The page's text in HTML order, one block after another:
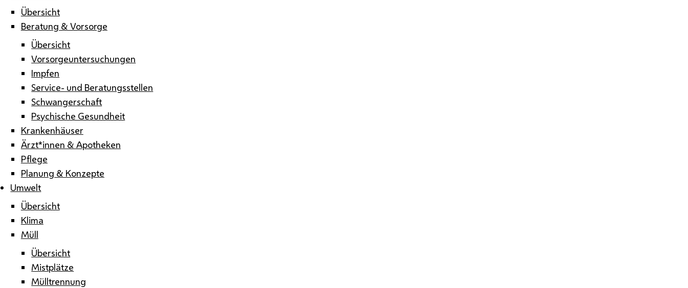
Übersicht
Beratung & Vorsorge
Übersicht
Vorsorgeuntersuchungen
Impfen
Service- und Beratungsstellen
Schwangerschaft
Psychische Gesundheit
Krankenhäuser
Ärzt*innen & Apotheken
Pflege
Planung & Konzepte
Umwelt
Übersicht
Klima
Müll
Übersicht
Mistplätze
Mülltrennung